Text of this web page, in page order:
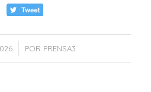
POR PRENSA3